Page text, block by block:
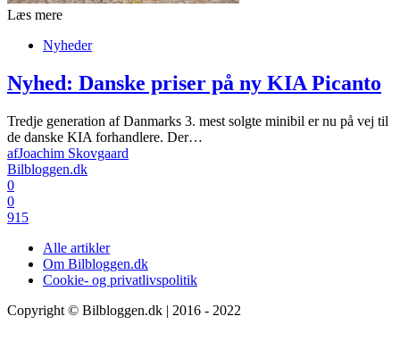
Læs mere
Nyheder
Nyhed: Danske priser på ny KIA Picanto
Tredje generation af Danmarks 3. mest solgte minibil er nu på vej til
de danske KIA forhandlere. Der…
afJoachim Skovgaard
Bilbloggen.dk
0
0
915
Alle artikler
Om Bilbloggen.dk
Cookie- og privatlivspolitik
Copyright © Bilbloggen.dk | 2016 - 2022